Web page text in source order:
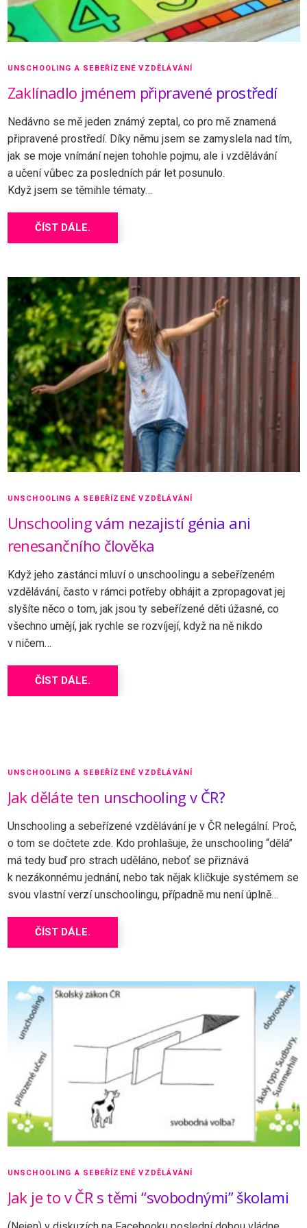
UNSCHOOLING A SEBEŘÍZENÉ VZDĚLÁVÁNÍ
Zaklínadlo jménem připravené prostředí
Nedávno se mě jeden známý zeptal, co pro mě znamená
připravené prostředí. Díky němu jsem se zamyslela nad tím,
jak se moje vnímání nejen tohohle pojmu, ale i vzdělávání
a učení vůbec za posledních pár let posunulo.
Když jsem se těmihle tématy…
ČÍST DÁLE.
UNSCHOOLING A SEBEŘÍZENÉ VZDĚLÁVÁNÍ
Unschooling vám nezajistí génia ani
renesančního člověka
Když jeho zastánci mluví o unschoolingu a sebeřízeném
vzdělávání, často v rámci potřeby obhájit a zpropagovat jej
slyšíte něco o tom, jak jsou ty sebeřízené děti úžasné, co
všechno umějí, jak rychle se rozvíjejí, když na ně nikdo
v ničem…
ČÍST DÁLE.
UNSCHOOLING A SEBEŘÍZENÉ VZDĚLÁVÁNÍ
Jak děláte ten unschooling v ČR?
Unschooling a sebeřízené vzdělávání je v ČR nelegální. Proč,
o tom se dočtete zde. Kdo prohlašuje, že unschooling “dělá”
má tedy buď pro strach uděláno, neboť se přiznává
k nezákonnému jednání, nebo tak nějak kličkuje systémem se
svou vlastní verzí unschoolingu, případně mu není úplně…
ČÍST DÁLE.
UNSCHOOLING A SEBEŘÍZENÉ VZDĚLÁVÁNÍ
Jak je to v ČR s těmi “svobodnými” školami